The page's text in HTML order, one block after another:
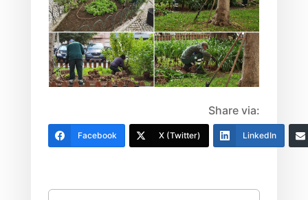
Share via:
Facebook X (Twitter) LinkedIn